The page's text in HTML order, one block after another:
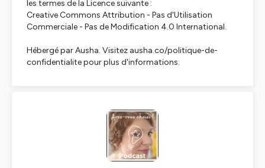
les termes de la Licence suivante :
Creative Commons Attribution - Pas d'Utilisation
Commerciale - Pas de Modification 4.0 International.
Hébergé par Ausha. Visitez ausha.co/politique-de-
confidentialitepour plus d'informations.